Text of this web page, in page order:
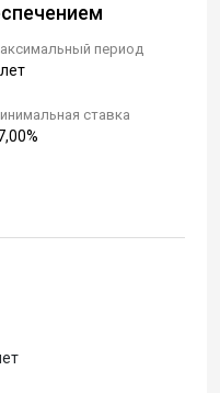
период
ставка